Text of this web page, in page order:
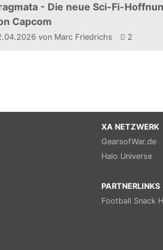
- Die neue Sci-Fi-
Capcom
von Marc Friedrichs 2
XA NETZWERK
GearsofWar.de
Halo Universe
PARTNERLINKS
Football Snack